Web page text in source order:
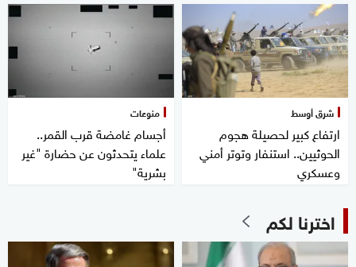
شرق أوسط
ارتفاع كبير لحصيلة هجوم
الحوثيين.. استنفار وتوتر أمني
وعسكري
منوعات
أجسام غامضة قرب القمر..
علماء يتحدثون عن حضارة "غير
بشرية"
اخترنا لكم